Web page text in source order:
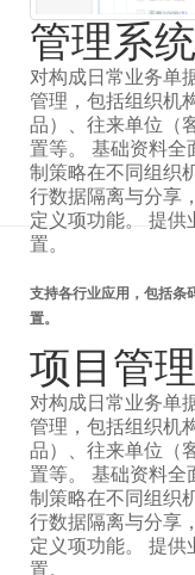
管理系统
对构成日常业务单
管理，包括组织机
品）、往来单位（
置等。 基础资料全
制策略在不同组织
行数据隔离与分享
定义项功能。 提供
置。
支持各行业应用，包括条
置。
项目管理
对构成日常业务单
管理，包括组织机
品）、往来单位（
置等。 基础资料全
制策略在不同组织
行数据隔离与分享
定义项功能。 提供
置。